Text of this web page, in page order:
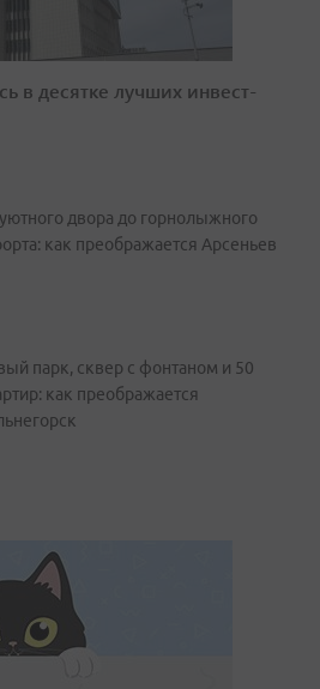
в десятке лучших инвест-
двора до горнолыжного
как преображается Арсеньев
парк, сквер с фонтаном и 50
как преображается